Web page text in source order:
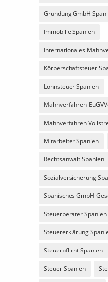
Gründung GmbH
Immobilie Spanien
Internationales
Körperschaftsteuer
Lohnsteuer Spanien
Mahnverfahren-
Mahnverfahren
Mitarbeiter Spanien
Rechtsanwalt Spanien
Sozialversicherung
Spanisches GmbH-
Steuerberater Spanien
Steuererklärung
Steuerpflicht Spanien
Steuer Spanien